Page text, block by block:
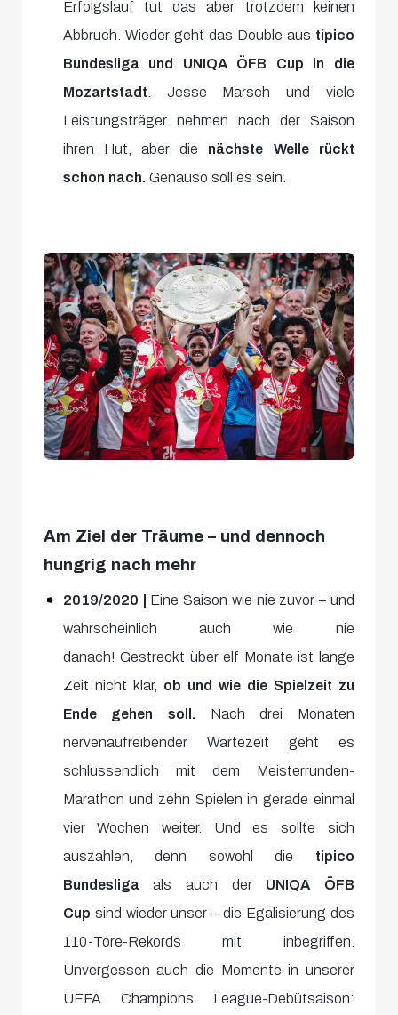
Erfolgslauf tut das aber trotzdem keinen
Abbruch. Wieder geht das Double aus tipico
Bundesliga und UNIQA ÖFB Cup in die
Mozartstadt . Jesse Marsch und viele
Leistungsträger nehmen nach der Saison
ihren Hut, aber die nächste Welle rückt
schon nach. Genauso soll es sein.
Am Ziel der Träume – und dennoch
hungrig nach mehr
2019/2020 | Eine Saison wie nie zuvor – und
wahrscheinlich auch wie nie
danach! Gestreckt über elf Monate ist lange
Zeit nicht klar, ob und wie die Spielzeit zu
Ende gehen soll. Nach drei Monaten
nervenaufreibender Wartezeit geht es
schlussendlich mit dem Meisterrunden-
Marathon und zehn Spielen in gerade einmal
vier Wochen weiter. Und es sollte sich
auszahlen, denn sowohl die tipico
Bundesligaals auch der UNIQA ÖFB
Cup sind wieder unser – die Egalisierung des
110-Tore-Rekords mit inbegriffen.
Unvergessen auch die Momente in unserer
UEFA Champions League-Debütsaison: